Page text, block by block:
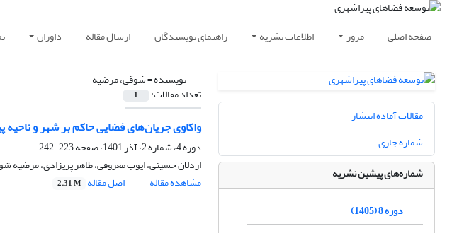
صفحه اصلی مرور اطلاعات نشریه راهنمای نویسندگان ارسال مقاله داوران
نویسنده =شوقی، مرضیه
تعداد مقالات: 1
واکاوی جریان‌های فضایی حاکم بر شهر و
دوره 4، شماره 2، آذر 1401، صفحه
223-242
اردلان حسینی، ایوب معروفی، طاهر پریزادی، مرضیه
مشاهده مقاله
اصل مقاله 2.31 M
مقالات آماده انتشار
شماره جاری
شماره‌های پیشین نشریه
دوره 8 (1405)